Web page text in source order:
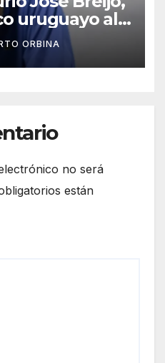
uruguayo al
casa el
ORBINA
no será
están